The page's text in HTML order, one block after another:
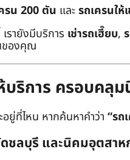
รน 200 ตัน และรถเครนให้
รายังมีบริการ เช่ารถเฮี๊ยบ,
ของคุณ
ริการ ครอบคลุ
ยู่ที่ไหน หากค้นหาคำว่า “รถ
ชลบุรี และนิคมอุตสาห